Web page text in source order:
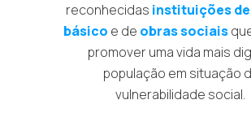
reconhecidas instituições
básico e de obras sociais
promover uma vida mais
população em situação
vulnerabilidade social.